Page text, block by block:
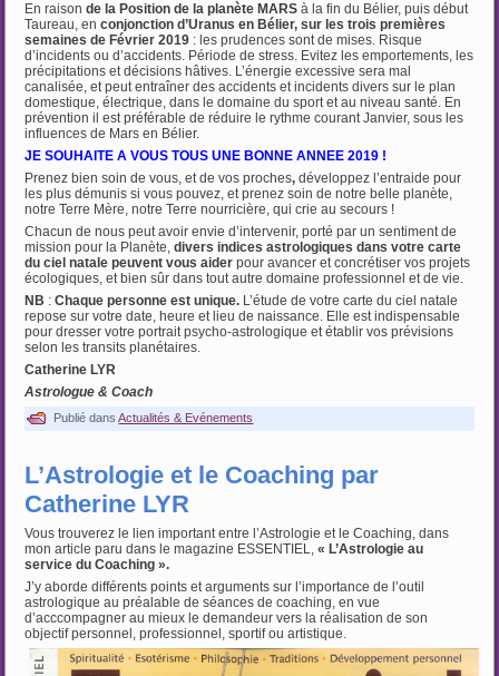
En raisonde la Position de la planète MARSà la fin du Bélier, puis début
Taureau, en conjonction d’Uranus en Bélier, sur les trois premières
semaines de Février 2019 : les prudences sont de mises. Risque
d’incidents ou d’accidents. Période de stress. Evitez les emportements, les
précipitations et décisions hâtives. L’énergie excessive sera mal
canalisée, et peut entraîner des accidents et incidents divers sur le plan
domestique, électrique, dans le domaine du sport et au niveau santé. En
prévention il est préférable de réduire le rythme courant Janvier, sous les
influences de Mars en Bélier.
JE SOUHAITE A VOUS TOUS UNE BONNE ANNEE 2019 !
Prenez bien soin de vous, et de vos proches,développez l’entraide pour
les plus démunis si vous pouvez, et prenez soin de notre belle planète,
notre Terre Mère, notre Terre nourricière, qui crie au secours !
Chacun de nous peut avoir envie d’intervenir, porté par un sentiment de
mission pour la Planète,divers indices astrologiques dans votre carte
du ciel natale peuvent vous aider pour avancer et concrétiser vos projets
écologiques, et bien sûr dans tout autre domaine professionnel et de vie.
NB :Chaque personne est unique. L’étude de votre carte du ciel natale
repose sur votre date, heure et lieu de naissance. Elle est indispensable
pour dresser votre portrait psycho-astrologique et établir vos prévisions
selon les transits planétaires.
Catherine LYR
Astrologue & Coach
Publié dans Actualités & Evénements
L’Astrologie et le Coaching par
Catherine LYR
Vous trouverez le lien important entre l’Astrologie et le Coaching, dans
mon article paru dans le magazine ESSENTIEL,« L’Astrologie au
service du Coaching ».
J’y aborde différents points et arguments sur l’importance de l’outil
astrologique au préalable de séances de coaching, en vue
d’acccompagner au mieux le demandeur vers la réalisation de son
objectif personnel, professionnel, sportif ou artistique.